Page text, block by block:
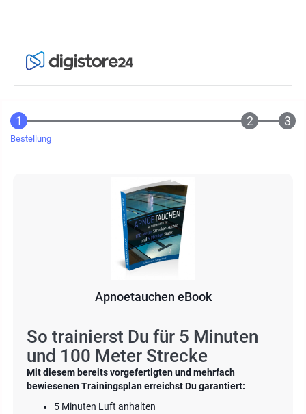
Bestellung
Apnoetauchen eBook
So trainierst Du für 5 Minuten
und 100 Meter Strecke
Mit diesem bereits vorgefertigten und mehrfach
bewiesenen Trainingsplan erreichst Du garantiert:
5 Minuten Luft anhalten